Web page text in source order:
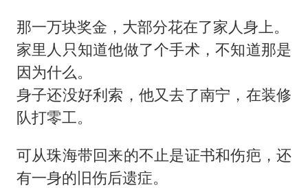
那一万块奖金，大部分花在了家人身上。
家里人只知道他做了个手术，不知道那是
因为什么。
身子还没好利索，他又去了南宁，在装修
队打零工。
可从珠海带回来的不止是证书和伤疤，还
有一身的旧伤后遗症。